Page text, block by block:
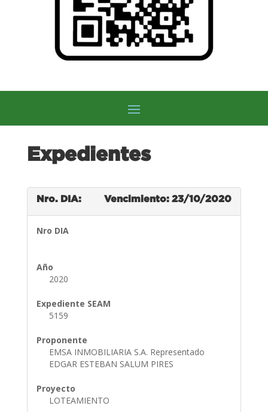
Expedientes
Nro. DIA: Vencimiento: 23/10/2020
Nro DIA
Año
2020
Expediente SEAM
5159
Proponente
EMSA INMOBILIARIA S.A. Representado
EDGAR ESTEBAN SALUM PIRES
Proyecto
LOTEAMIENTO